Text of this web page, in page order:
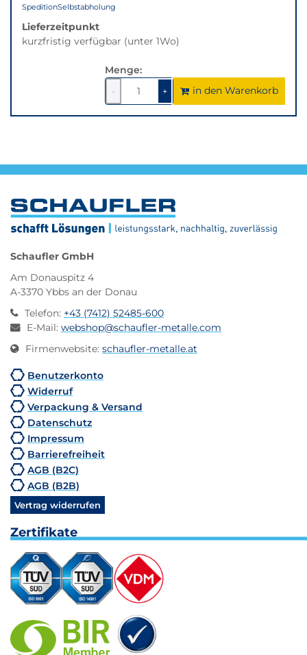
SpeditionSelbstabholung
Lieferzeitpunkt
kurzfristig verfügbar (unter 1Wo)
Menge:
-
1
verringern
+1um
1
erhöhen
in den Warenkorb
Schaufler GmbH
Am Donauspitz 4
A-3370 Ybbs an der Donau
Telefon: +43 (7412) 52485-600
E-Mail: webshop@schaufler-metalle.com
Firmenwebsite: schaufler-metalle.at
Benutzerkonto
Widerruf
Verpackung & Versand
Datenschutz
Impressum
Barrierefreiheit
AGB (B2C)
AGB (B2B)
Vertrag widerrufen
Zertifikate